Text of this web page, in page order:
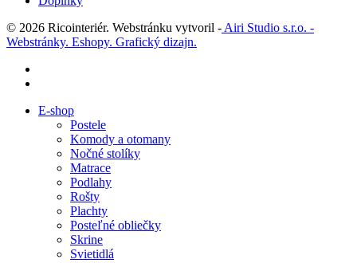
© 2026 Ricointeriér. Webstránku vytvoril - Airi Studio s.r.o. -
Webstránky. Eshopy. Grafický dizajn.
Close
E-shop
Postele
Komody a otomany
Nočné stolíky
Matrace
Podlahy
Rošty
Plachty
Posteľné obliečky
Skrine
Svietidlá